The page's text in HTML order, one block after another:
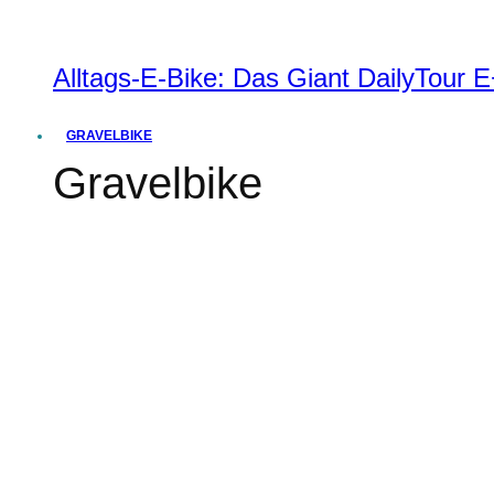
Alltags-E-Bike: Das Giant DailyTour
GRAVELBIKE
Gravelbike